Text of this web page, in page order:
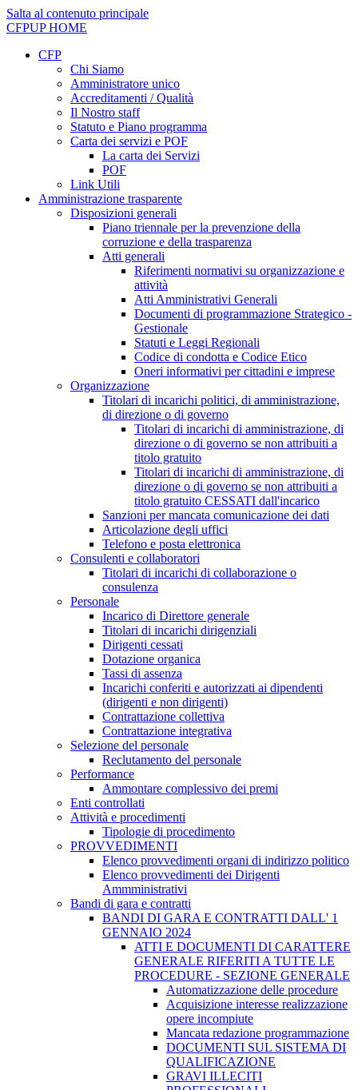
Salta al contenuto principale
CFPUPHOME
CFP
Chi Siamo
Amministratore unico
Accreditamenti / Qualità
Il Nostro staff
Statuto e Piano programma
Carta dei servizi e POF
La carta dei Servizi
POF
Link Utili
Amministrazione trasparente
Disposizioni generali
Piano triennale per la prevenzione della
corruzione e della trasparenza
Atti generali
Riferimenti normativi su organizzazione e
attività
Atti Amministrativi Generali
Documenti di programmazione Strategico -
Gestionale
Statuti e Leggi Regionali
Codice di condotta e Codice Etico
Oneri informativi per cittadini e imprese
Organizzazione
Titolari di incarichi politici, di amministrazione,
di direzione o di governo
Titolari di incarichi di amministrazione, di
direzione o di governo se non attribuiti a
titolo gratuito
Titolari di incarichi di amministrazione, di
direzione o di governo se non attribuiti a
titolo gratuito CESSATI dall'incarico
Sanzioni per mancata comunicazione dei dati
Articolazione degli uffici
Telefono e posta elettronica
Consulenti e collaboratori
Titolari di incarichi di collaborazione o
consulenza
Personale
Incarico di Direttore generale
Titolari di incarichi dirigenziali
Dirigenti cessati
Dotazione organica
Tassi di assenza
Incarichi conferiti e autorizzati ai dipendenti
(dirigenti e non dirigenti)
Contrattazione collettiva
Contrattazione integrativa
Selezione del personale
Reclutamento del personale
Performance
Ammontare complessivo dei premi
Enti controllati
Attività e procedimenti
Tipologie di procedimento
PROVVEDIMENTI
Elenco provvedimenti organi di indirizzo politico
Elenco provvedimenti dei Dirigenti
Ammministrativi
Bandi di gara e contratti
BANDI DI GARA E CONTRATTI DALL' 1
GENNAIO 2024
ATTI E DOCUMENTI DI CARATTERE
GENERALE RIFERITI A TUTTE LE
PROCEDURE - SEZIONE GENERALE
Automatizzazione delle procedure
Acquisizione interesse realizzazione
opere incompiute
Mancata redazione programmazione
DOCUMENTI SUL SISTEMA DI
QUALIFICAZIONE
GRAVI ILLECITI